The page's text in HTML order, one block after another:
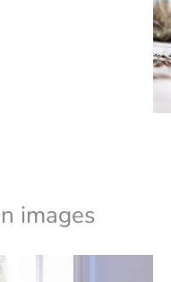
images